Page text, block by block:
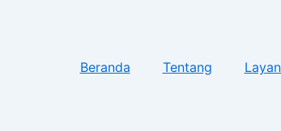
Beranda Tentang